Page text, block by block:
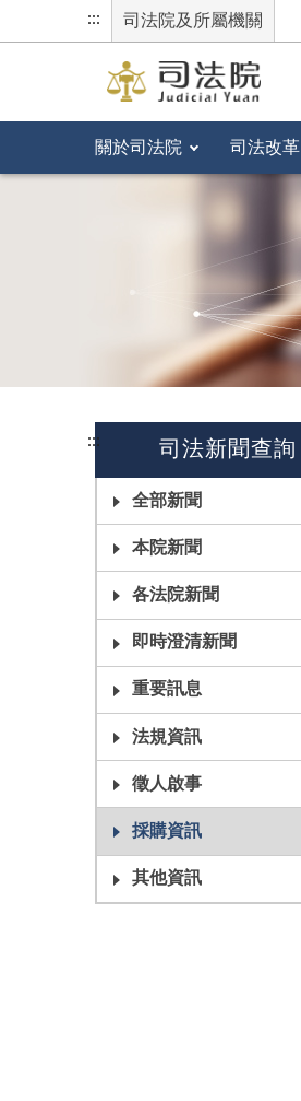
::: 司法院及所屬機關
關於司法院 司法改革
::: 司法新聞查詢
全部新聞
本院新聞
各法院新聞
即時澄清新聞
重要訊息
法規資訊
徵人啟事
採購資訊
其他資訊